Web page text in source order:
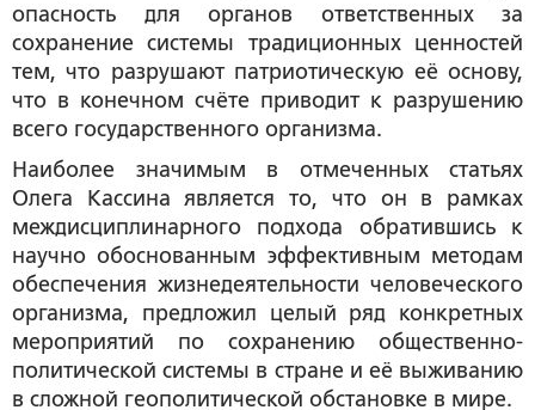
опасность для органов ответственных за
сохранение системы традиционных ценностей
тем, что разрушают патриотическую её основу,
что в конечном счёте приводит к разрушению
всего государственного организма.
Наиболее значимым в отмеченных статьях
Олега Кассина является то, что он в рамках
междисциплинарного подхода обратившись к
научно обоснованным эффективным методам
обеспечения жизнедеятельности человеческого
организма, предложил целый ряд конкретных
мероприятий по сохранению общественно-
политической системы в стране и её выживанию
в сложной геополитической обстановке в мире.